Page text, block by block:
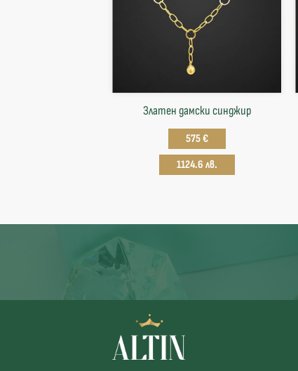
Златен дамски синджир
575 €
1124.6 лв.